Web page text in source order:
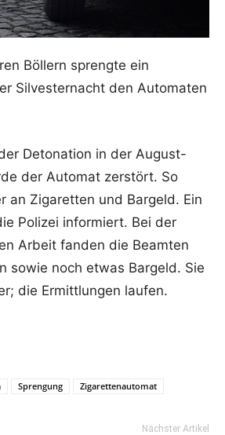
Böllern sprengte ein
Silvesternacht den Automaten
Detonation in der August-
der Automat zerstört. So
an Zigaretten und Bargeld. Ein
Polizei informiert. Bei der
Arbeit fanden die Beamten
sowie noch etwas Bargeld. Sie
die Ermittlungen laufen.
Sprengung Zigarettenautomat
Nächster Artikel